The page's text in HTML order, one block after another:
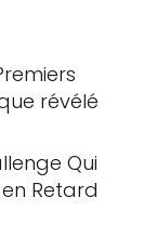
révélé
Qui
Retard